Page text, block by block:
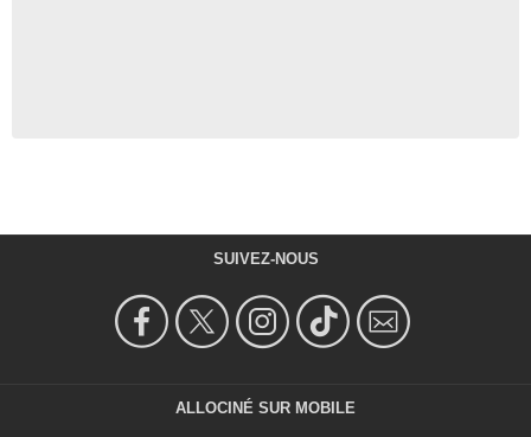
SUIVEZ-NOUS
ALLOCINÉ SUR MOBILE